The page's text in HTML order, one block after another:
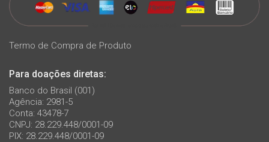
Termo de Compra de Produto
Para doações diretas:
Banco do Brasil (001)
Agência: 2981-5
Conta: 43478-7
CNPJ: 28.229.448/0001-09
PIX: 28.229.448/0001-09